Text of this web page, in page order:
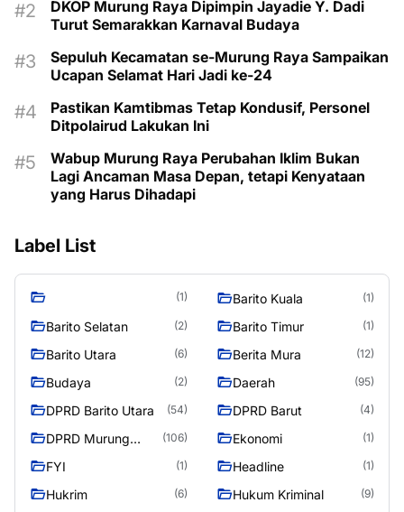
DKOP Murung Raya Dipimpin Jayadie Y. Dadi
Turut Semarakkan Karnaval Budaya
Sepuluh Kecamatan se-Murung Raya Sampaikan
Ucapan Selamat Hari Jadi ke-24
Pastikan Kamtibmas Tetap Kondusif, Personel
Ditpolairud Lakukan Ini
Wabup Murung Raya Perubahan Iklim Bukan
Lagi Ancaman Masa Depan, tetapi Kenyataan
yang Harus Dihadapi
Label List
(1) Barito Kuala (1)
Barito Selatan (2) Barito Timur (1)
Barito Utara (6) Berita Mura (12)
Budaya (2) Daerah (95)
DPRD Barito Utara (54) DPRD Barut (4)
DPRD Murung
(106) Ekonomi (1)
FYI (1) Headline (1)
Hukrim (6) Hukum Kriminal (9)